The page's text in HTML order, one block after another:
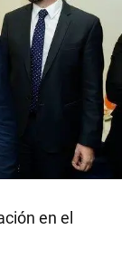
en el